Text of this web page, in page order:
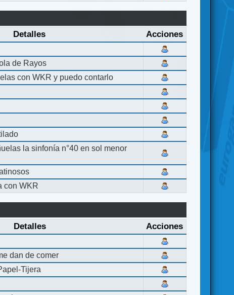
Detalles Acciones
de Rayos
con WKR y puedo contarlo
la sinfonía n°40 en sol menor
con WKR
Detalles Acciones
dan de comer
Tijera